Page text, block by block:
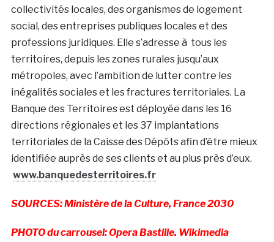
collectivités locales, des organismes de logement
social, des entreprises publiques locales et des
professions juridiques. Elle s’adresse à tous les
territoires, depuis les zones rurales jusqu’aux
métropoles, avec l’ambition de lutter contre les
inégalités sociales et les fractures territoriales. La
Banque des Territoires est déployée dans les 16
directions régionales et les 37 implantations
territoriales de la Caisse des Dépôts afin d’être mieux
identifiée auprès de ses clients et au plus près d’eux.
www.banquedesterritoires.fr
SOURCES: Ministère de la Culture, France 2030
PHOTO du carrousel: Opera Bastille. Wikimedia